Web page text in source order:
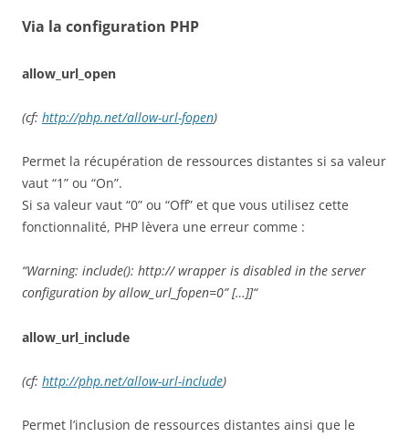
Via la configuration PHP
allow_url_open
(cf: http://php.net/allow-url-fopen)
Permet la récupération de ressources distantes si sa valeur
vaut “1” ou “On”.
Si sa valeur vaut “0” ou “Off” et que vous utilisez cette
fonctionnalité, PHP lèvera une erreur comme :
“Warning: include(): http:// wrapper is disabled in the server
configuration by allow_url_fopen=0” […]]“
allow_url_include
(cf: http://php.net/allow-url-include)
Permet l’inclusion de ressources distantes ainsi que le